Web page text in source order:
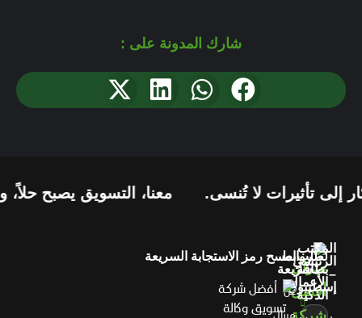
شارك المدونة على :
معنا، التسويق يصبح حلاً، لا تُنسى.
المكتب
الرئيسي
–
إسطنبول
لطلب
بطاقة
الأعمال
الذكية
روابط
سريعة
عن
امسح رمز الاستجابة السريعة